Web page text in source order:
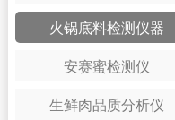
火锅底料检测仪器
安赛蜜检测仪
生鲜肉品质分析仪